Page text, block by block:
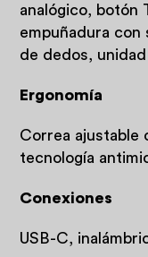
analógico, botón
empuñadura
de dedos,
Ergonomía
Correa ajustable
tecnología
Conexiones
USB-C,